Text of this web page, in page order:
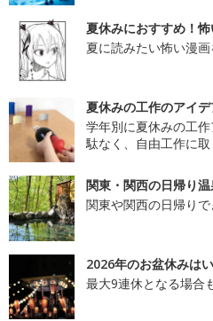
夏休みにおすすめ！
夏に読みたい怖い漫
夏休みの工作のアイ
学年別に夏休みの工
駄なく、自由工作に取
関東・関西の日帰り
関東や関西の日帰り
2026年のお盆休みは
最大9連休となる場合